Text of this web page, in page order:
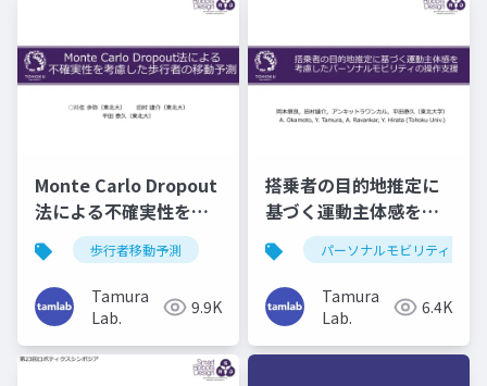
Monte Carlo Dropout
法による不確実性を考
慮した歩行者の移動予
測（RSJ2022）
歩行者移動予測
Tamura
Lab.
9.9K
搭乗者の目的地推定に
基づく運動主体感を考
慮したパーソナルモビ
リティの操作支援（第
27回ロボティクスシン
ポジア）
パーソナルモビリティ
Tamura
Lab.
6.4K